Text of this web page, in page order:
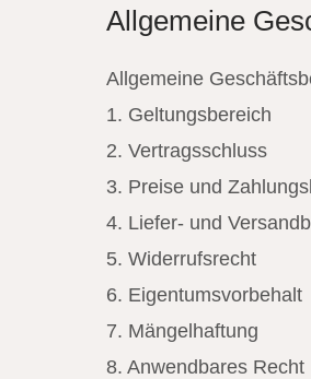
Allgemeine
Allgemeine
1. Geltungsbereich
2. Vertragsschluss
3. Preise und
4. Liefer- und
5. Widerrufsrecht
6. Eigentumsvorbehalt
7. Mängelhaftung
8. Anwendbares Recht